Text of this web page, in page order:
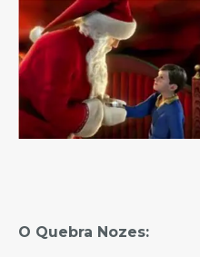
O Quebra Nozes: